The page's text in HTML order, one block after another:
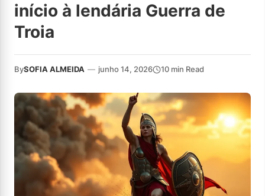
início à lendária Guerra de
Troia
BySOFIA ALMEIDA — junho 14, 2026 10 min Read